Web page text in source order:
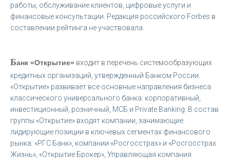
работы, обслуживание клиентов, цифровые услуги и
финансовые консультации. Редакция российского Forbes в
составлении рейтинга не участвовала.
Банк «Открытие» входит в перечень системообразующих
кредитных организаций, утвержденный Банком России.
«Открытие» развивает все основные направления бизнеса
классического универсального банка: корпоративный,
инвестиционный, розничный, МСБ и Private Banking. В состав
группы «Открытие» входят компании, занимающие
лидирующие позиции в ключевых сегментах финансового
рынка: «РГС Банк», компании «Росгосстрах» и «Росгосстрах
Жизнь», «Открытие Брокер», Управляющая компания